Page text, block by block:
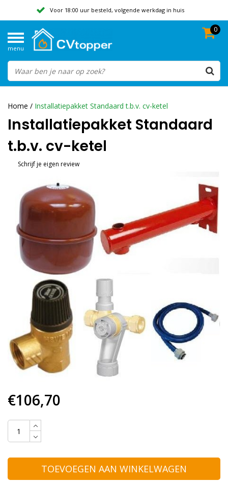
Voor 18:00 uur besteld, volgende werkdag in huis
Beoordeeld met een 9,8
menu
0
Home / Installatiepakket Standaard t.b.v. cv-ketel
Installatiepakket Standaard
t.b.v. cv-ketel
Schrijf je eigen review
€106,70
TOEVOEGEN AAN WINKELWAGEN